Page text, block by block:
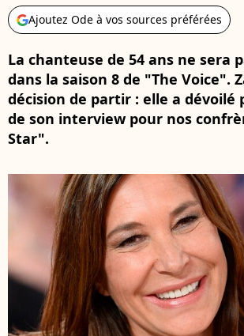
Ajoutez Ode à vos sources préférées
La chanteuse de 54 ans ne sera
dans la saison 8 de "The Voice".
décision de partir : elle a dévoilé
de son interview pour nos
Star".